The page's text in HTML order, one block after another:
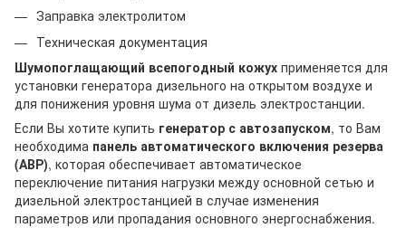
Заправка электролитом
Техническая документация
Шумопоглащающий всепогодный кожух применяется для
установки генератора дизельного на открытом воздухе и
для понижения уровня шума от дизель электростанции.
Если Вы хотите купить генератор с автозапуском, то Вам
необходима панель автоматического включения резерва
(АВР), которая обеспечивает автоматическое
переключение питания нагрузки между основной сетью и
дизельной электростанцией в случае изменения
параметров или пропадания основного энергоснабжения.